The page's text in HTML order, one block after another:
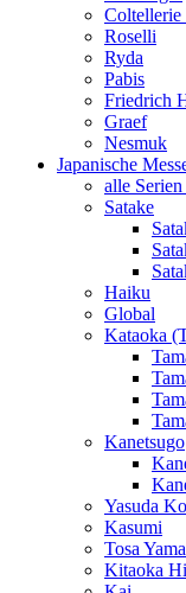
Coltellerie
Roselli
Ryda
Pabis
Friedrich
Graef
Nesmuk
Japanische
alle
Satake
Haiku
Global
Kataoka
Kanetsugo
Yasuda
Kasumi
Tosa
Kitaoka